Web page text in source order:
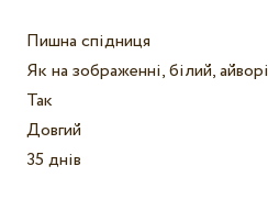
Пишна спідниця
Як на зображенні, білий, айворі
Так
Довгий
35 днів